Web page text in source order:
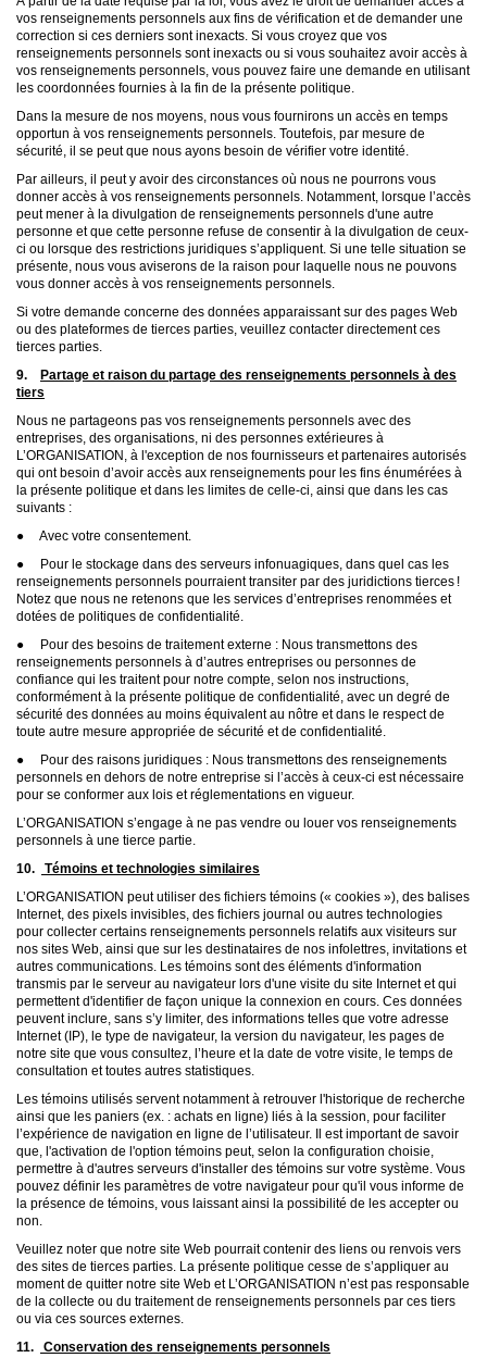
vos renseignements personnels aux fins de vérification et de demander une
correction si ces derniers sont inexacts. Si vous croyez que vos
renseignements personnels sont inexacts ou si vous souhaitez avoir accès à
vos renseignements personnels, vous pouvez faire une demande en utilisant
les coordonnées fournies à la fin de la présente politique.
Dans la mesure de nos moyens, nous vous fournirons un accès en temps
opportun à vos renseignements personnels. Toutefois, par mesure de
sécurité, il se peut que nous ayons besoin de vérifier votre identité.
Par ailleurs, il peut y avoir des circonstances où nous ne pourrons vous
donner accès à vos renseignements personnels. Notamment, lorsque l’accès
peut mener à la divulgation de renseignements personnels d'une autre
personne et que cette personne refuse de consentir à la divulgation de ceux-
ci ou lorsque des restrictions juridiques s’appliquent. Si une telle situation se
présente, nous vous aviserons de la raison pour laquelle nous ne pouvons
vous donner accès à vos renseignements personnels.
Si votre demande concerne des données apparaissant sur des pages Web
ou des plateformes de tierces parties, veuillez contacter directement ces
tierces parties.
9.
Partage et raison du partage des renseignements personnels à des
tiers
Nous ne partageons pas vos renseignements personnels avec des
entreprises, des organisations, ni des personnes extérieures à
L’ORGANISATION, à l'exception de nos fournisseurs et partenaires autorisés
qui ont besoin d’avoir accès aux renseignements pour les fins énumérées à
la présente politique et dans les limites de celle-ci, ainsi que dans les cas
suivants :
● Avec votre consentement.
● Pour le stockage dans des serveurs infonuagiques, dans quel cas les
renseignements personnels pourraient transiter par des juridictions tierces !
Notez que nous ne retenons que les services d’entreprises renommées et
dotées de politiques de confidentialité.
● Pour des besoins de traitement externe : Nous transmettons des
renseignements personnels à d’autres entreprises ou personnes de
confiance qui les traitent pour notre compte, selon nos instructions,
conformément à la présente politique de confidentialité, avec un degré de
sécurité des données au moins équivalent au nôtre et dans le respect de
toute autre mesure appropriée de sécurité et de confidentialité.
● Pour des raisons juridiques : Nous transmettons des renseignements
personnels en dehors de notre entreprise si l’accès à ceux-ci est nécessaire
pour se conformer aux lois et réglementations en vigueur.
L’ORGANISATION s’engage à ne pas vendre ou louer vos renseignements
personnels à une tierce partie.
10.
Témoins et technologies similaires
L’ORGANISATION peut utiliser des fichiers témoins (« cookies »), des balises
Internet, des pixels invisibles, des fichiers journal ou autres technologies
pour collecter certains renseignements personnels relatifs aux visiteurs sur
nos sites Web, ainsi que sur les destinataires de nos infolettres, invitations et
autres communications. Les témoins sont des éléments d'information
transmis par le serveur au navigateur lors d'une visite du site Internet et qui
permettent d'identifier de façon unique la connexion en cours. Ces données
peuvent inclure, sans s’y limiter, des informations telles que votre adresse
Internet (IP), le type de navigateur, la version du navigateur, les pages de
notre site que vous consultez, l’heure et la date de votre visite, le temps de
consultation et toutes autres statistiques.
Les témoins utilisés servent notamment à retrouver l'historique de recherche
ainsi que les paniers (ex. : achats en ligne) liés à la session, pour faciliter
l’expérience de navigation en ligne de l’utilisateur. Il est important de savoir
que, l'activation de l'option témoins peut, selon la configuration choisie,
permettre à d'autres serveurs d'installer des témoins sur votre système. Vous
pouvez définir les paramètres de votre navigateur pour qu'il vous informe de
la présence de témoins, vous laissant ainsi la possibilité de les accepter ou
non.
Veuillez noter que notre site Web pourrait contenir des liens ou renvois vers
des sites de tierces parties. La présente politique cesse de s’appliquer au
moment de quitter notre site Web et L’ORGANISATION n’est pas responsable
de la collecte ou du traitement de renseignements personnels par ces tiers
ou via ces sources externes.
11.
Conservation des renseignements personnels